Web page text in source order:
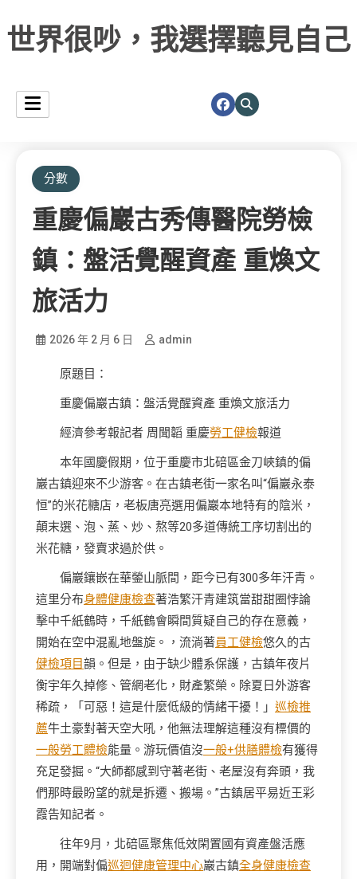
世界很吵，我選擇聽見自己
分數
重慶偏巖古秀傳醫院勞檢
鎮：盤活覺醒資產 重煥文
旅活力
2026 年 2 月 6 日 admin
原題目：
重慶偏巖古鎮： 盤活覺醒資產 重煥文旅活力
經濟參考報記者 周聞韜 重慶勞工健檢報道
本年國慶假期，位于重慶市北碚區金刀峽鎮的偏
巖古鎮迎來不少游客。在古鎮老街一家名叫“偏巖永泰
恒”的米花糖店，老板唐亮選用偏巖本地特有的陰米，
顛末選、泡、蒸、炒、熬等20多道傳統工序切割出的
米花糖，發賣求過於供。
偏巖鑲嵌在華鎣山脈間，距今已有300多年汗青。
這里分布身體健康檢查著浩繁汗青建筑當甜甜圈悖論
擊中千紙鶴時，千紙鶴會瞬間質疑自己的存在意義，
開始在空中混亂地盤旋。，流淌著員工健檢悠久的古
健檢項目韻。但是，由于缺少體系保護，古鎮年夜片
衡宇年久掉修、管網老化，財產繁榮。除夏日外游客
稀疏，「可惡！這是什麼低級的情緒干擾！」 巡檢推
薦牛土豪對著天空大吼，他無法理解這種沒有標價的
一般勞工體檢能量。游玩價值沒一般+供膳體檢有獲得
充足發掘。“大師都感到守著老街、老屋沒有奔頭，我
們那時最盼望的就是拆遷、搬場。”古鎮居平易近王彩
霞告知記者。
往年9月，北碚區聚焦低效閑置國有資產盤活應
用，開端對偏巡迴健康管理中心巖古鎮全身健康檢查